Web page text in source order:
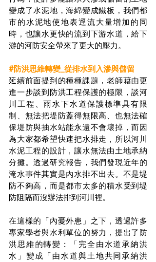
變成了水泥地，海綿變成鐵板，我們都
市的水泥地使地表逕流大量增加的同
時，也讓水更快的流到下游水道，給下
游的河防安全帶來了更大的壓力。
#防洪思維轉變_從排水到入滲與儲留
延續前面提到的種種課題，老師藉由更
進一步談到防洪工程保護的極限，談河
川工程、雨水下水道保護標準具有限
制、無法把堤防蓋得無限高、也無法確
保堤防與抽水站能永遠不會壞掉，而因
為大家都希望快速把水排走，所以河川
水泥工程的設計，讓水無法由土地承納
分攤。透過研究報告，我們發現近年的
淹水事件其實是內水排不出去。不是堤
防不夠高，而是都市太多的積水受到堤
防阻隔而沒辦法排到河川裡。
在這樣的「內憂外患」之下，透過許多
專家學者與水利單位的努力，提出了防
洪思維的轉變：「完全由水道承納洪
水」變成「由水道與土地共同承納洪